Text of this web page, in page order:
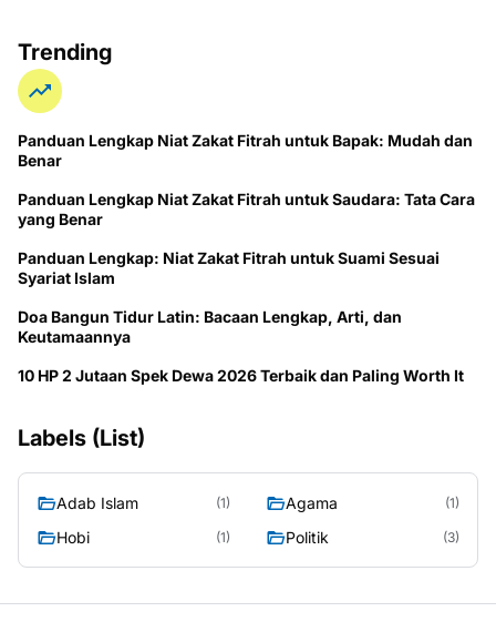
Trending
Panduan Lengkap Niat Zakat Fitrah untuk Bapak: Mudah dan
Benar
Panduan Lengkap Niat Zakat Fitrah untuk Saudara: Tata Cara
yang Benar
Panduan Lengkap: Niat Zakat Fitrah untuk Suami Sesuai
Syariat Islam
Doa Bangun Tidur Latin: Bacaan Lengkap, Arti, dan
Keutamaannya
10 HP 2 Jutaan Spek Dewa 2026 Terbaik dan Paling Worth It
Labels (List)
Adab Islam (1) Agama (1)
Hobi (1) Politik (3)